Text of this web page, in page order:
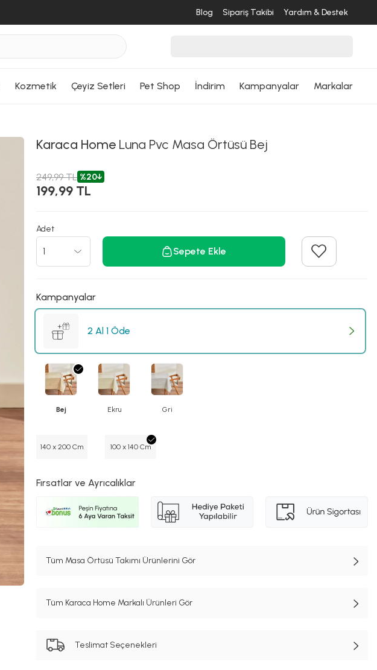
Blog Sipariş Takibi Yardım & Destek
Kozmetik Çeyiz Setleri Pet Shop İndirim Kampanyalar Markalar
Karaca Home Luna Pvc Masa Örtüsü Bej
249,99 TL %20
199,99 TL
Adet
Sepete Ekle
Kampanyalar
2 Al 1 Öde
Bej Ekru Gri
140 x 200 Cm 100 x 140 Cm
Fırsatlar ve Ayrıcalıklar
Tüm Masa Örtüsü Takımı Ürünlerini Gör
Tüm Karaca Home Markalı Ürünleri Gör
Teslimat Seçenekleri